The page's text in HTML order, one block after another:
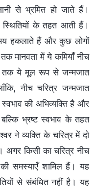
से भ्रमित हो जाते हैं।
स्थितियों के तहत आती हैं।
हकलाते हैं और कुछ लोगों
मानवता में ये कमियाँ नीच
तक ये मूल रूप से जन्मजात
नीच चरित्र जन्मजात
की अभिव्यक्ति है और
भ्रष्ट स्वभाव के तहत
ने व्यक्ति के चरित्र में दो
किसी का चरित्र नीच
समस्याएँ शामिल हैं। यह
से संबंधित नहीं है। यह